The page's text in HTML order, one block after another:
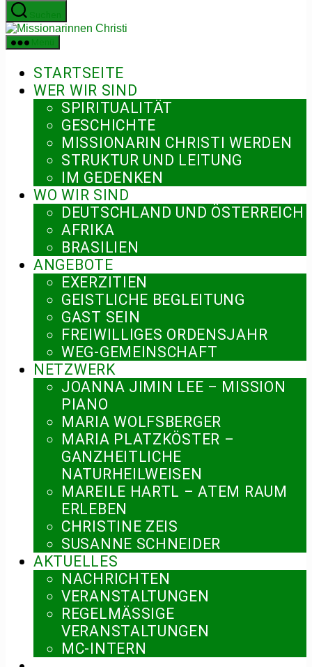
Zum
Inhalt
springen
STARTSEITE
WER WIR SIND
SPIRITUALITÄT
GESCHICHTE
MISSIONARIN CHRISTI WERDEN
STRUKTUR UND LEITUNG
IM GEDENKEN
WO WIR SIND
DEUTSCHLAND UND ÖSTERREICH
AFRIKA
BRASILIEN
ANGEBOTE
EXERZITIEN
GEISTLICHE BEGLEITUNG
GAST SEIN
FREIWILLIGES ORDENSJAHR
WEG-GEMEINSCHAFT
NETZWERK
JOANNA JIMIN LEE – MISSION
PIANO
MARIA WOLFSBERGER
MARIA PLATZKÖSTER –
GANZHEITLICHE
NATURHEILWEISEN
MAREILE HARTL – ATEM RAUM
ERLEBEN
CHRISTINE ZEIS
SUSANNE SCHNEIDER
AKTUELLES
NACHRICHTEN
VERANSTALTUNGEN
REGELMÄSSIGE V
ERANSTALTUNGEN
MC-INTERN